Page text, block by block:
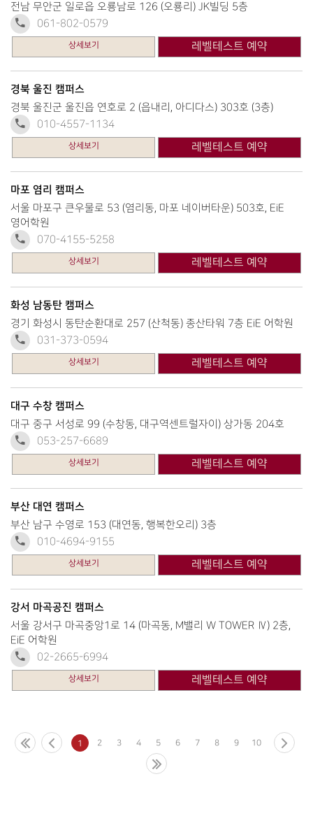
전남 무안군 일로읍 오룡남로 126 (오룡리) JK빌딩 5층
061-802-0579
상세보기 레벨테스트 예약
경북 울진 캠퍼스
경북 울진군 울진읍 연호로 2 (읍내리, 아디다스) 303호 (3층)
010-4557-1134
상세보기 레벨테스트 예약
마포 염리 캠퍼스
서울 마포구 큰우물로 53 (염리동, 마포 네이버타운) 503호, EiE
영어학원
070-4155-5258
상세보기 레벨테스트 예약
화성 남동탄 캠퍼스
경기 화성시 동탄순환대로 257 (산척동) 종산타워 7층 EiE 어학원
031-373-0594
상세보기 레벨테스트 예약
대구 수창 캠퍼스
대구 중구 서성로 99 (수창동, 대구역센트럴자이) 상가동 204호
053-257-6689
상세보기 레벨테스트 예약
부산 대연 캠퍼스
부산 남구 수영로 153 (대연동, 행복한오리) 3층
010-4694-9155
상세보기 레벨테스트 예약
강서 마곡공진 캠퍼스
서울 강서구 마곡중앙1로 14 (마곡동, M밸리 W TOWER Ⅳ) 2층,
EiE 어학원
02-2665-6994
상세보기 레벨테스트 예약
1 2 3 4 5 6 7 8 9 10